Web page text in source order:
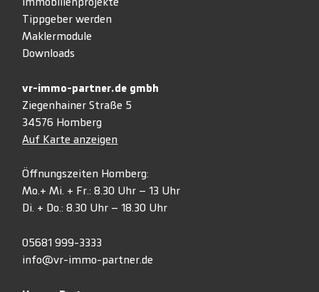
Immobilienprojekte
Tippgeber werden
Maklermodule
Downloads
vr-immo-partner.de gmbh
Ziegenhainer Straße 5
34576 Homberg
Auf Karte anzeigen
Öffnungszeiten Homberg:
Mo.+ Mi. + Fr.: 8.30 Uhr – 13 Uhr
Di. + Do.: 8.30 Uhr – 18.30 Uhr
05681 999-3333
info@vr-immo-partner.de